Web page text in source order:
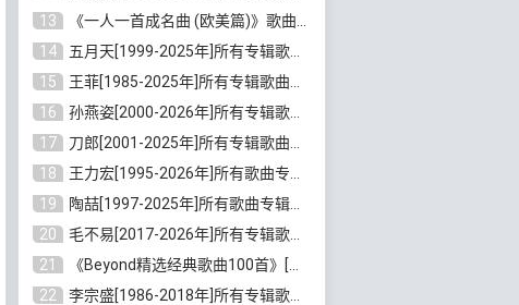
13
《一人一首成名曲 (欧美篇)》歌曲合集打包[无损WAV/MP3/6.13GB]百度云网盘下载
14
五月天[1999-2025年]所有专辑歌曲合集打包[无损FLAC/MP3/23.84GB]百度云网盘下载
15
王菲[1985-2025年]所有专辑歌曲合集[无损FLAC/WAV/APE分轨+MP3/23.06GB]百度云网盘下载
16
孙燕姿[2000-2026年]所有专辑歌曲合集[无损FLAC/MP3/9.73GB]百度云网盘下载
17
刀郎[2001-2025年]所有专辑歌曲合集打包[无损FLAC/MP3/8.91GB]百度云网盘下载
18
王力宏[1995-2026年]所有歌曲专辑合集[无损FLAC/MP3/14.41GB]百度云网盘下载
19
陶喆[1997-2025年]所有歌曲专辑合集[无损FLAC/MP3/7.75GB]百度云网盘下载
20
毛不易[2017-2026年]所有专辑歌曲合集[无损FLAC/MP3/5.72GB]百度云网盘下载
21
《Beyond精选经典歌曲100首》[无损FLAC/MP3/3.85GB]百度云网盘下载
22
李宗盛[1986-2018年]所有专辑歌曲合集打包[无损FLAC/MP3/8.82GB]百度云网盘下载